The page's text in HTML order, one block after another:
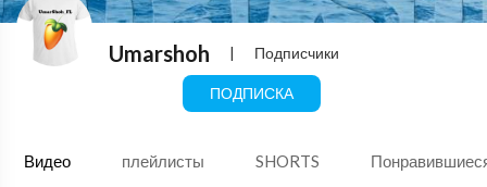
Umarshoh | Подписчики
ПОДПИСКА
Видео плейлисты SHORTS